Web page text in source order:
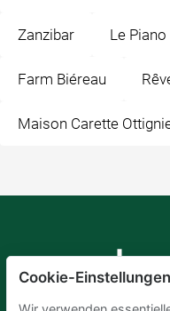
Zanzibar Le Piano
Farm Biéreau
Maison Carette
Cookie-Einstellungen